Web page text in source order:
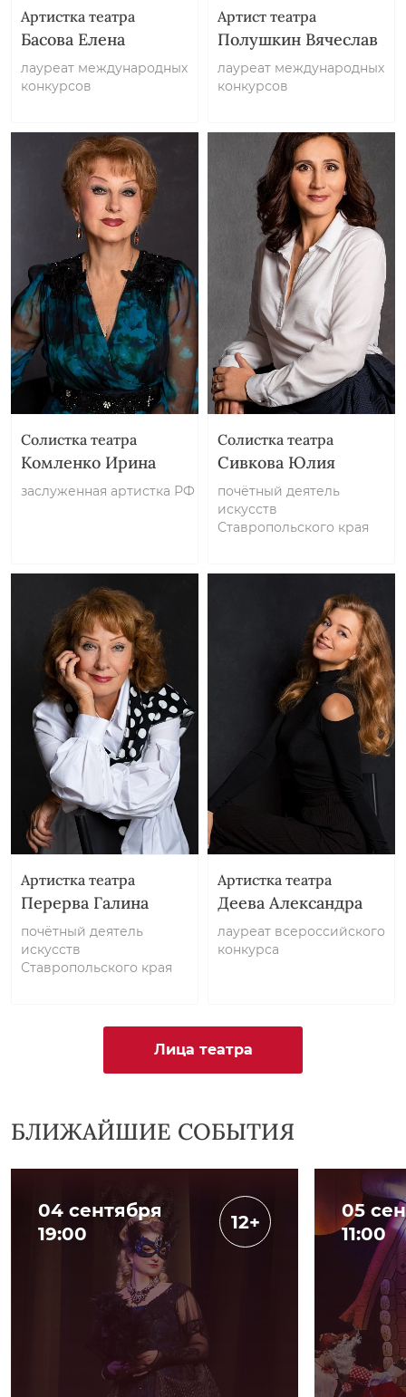
Артистка театра
Басова Елена
лауреат международных
конкурсов
Артист театра
Полушкин Вячеслав
лауреат международных
конкурсов
Солистка театра
Комленко Ирина
заслуженная артистка РФ
Солистка театра
Сивкова Юлия
почётный деятель
искусств
Ставропольского края
Артистка театра
Перерва Галина
почётный деятель
искусств
Ставропольского края
Артистка театра
Деева Александра
лауреат всероссийского
конкурса
Лица театра
БЛИЖАЙШИЕ СОБЫТИЯ
04 сентября
19:00
12+
05
11:00